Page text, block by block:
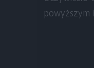
powyższym